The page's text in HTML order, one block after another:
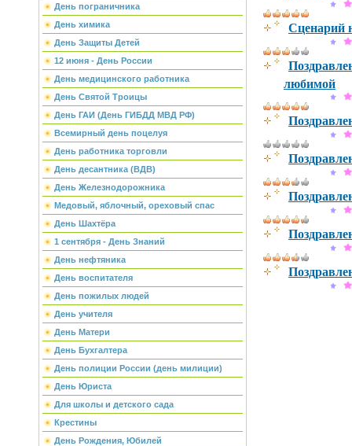
День пограничника
День химика
День Защиты Детей
12 июня - День России
День медицинского работника
День Святой Троицы
День ГАИ (День ГИБДД МВД РФ)
Всемирный день поцелуя
День работника торговли
День десантника (ВДВ)
День Железнодорожника
Медовый, яблочный, ореховый спас
День Шахтёра
1 сентября - День Знаний
День нефтяника
День воспитателя
День пожилых людей
День учителя
День Матери
День Бухгалтера
День полиции России (день милиции)
День Юриста
Для школы и детского сада
Крестины
День Рождения, Юбилей
Сценарий
любимой